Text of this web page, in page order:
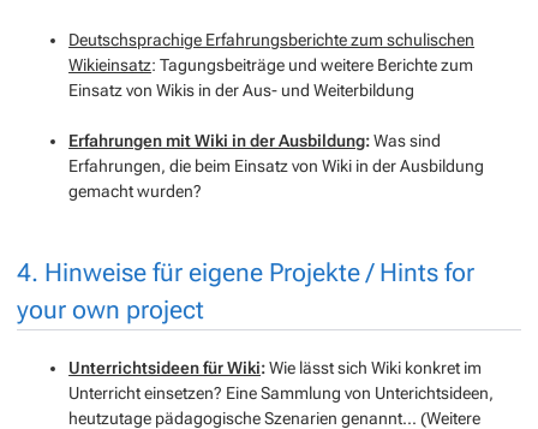
Deutschsprachige Erfahrungsberichte zum schulischen
Wikieinsatz: Tagungsbeiträge und weitere Berichte zum
Einsatz von Wikis in der Aus- und Weiterbildung
Erfahrungen mit Wiki in der Ausbildung:Was sind
Erfahrungen, die beim Einsatz von Wiki in der Ausbildung
gemacht wurden?
4. Hinweise für eigene Projekte / Hints for
your own project
Unterrichtsideen für Wiki:Wie lässt sich Wiki konkret im
Unterricht einsetzen? Eine Sammlung von Unterichtsideen,
heutzutage pädagogische Szenarien genannt... (Weitere